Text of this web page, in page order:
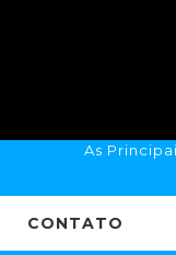
As
CONTATO